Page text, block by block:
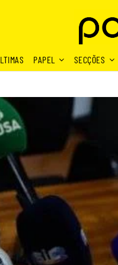
PAPEL SECÇÕES